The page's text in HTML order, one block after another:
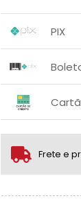
PIX
3x
Frete e